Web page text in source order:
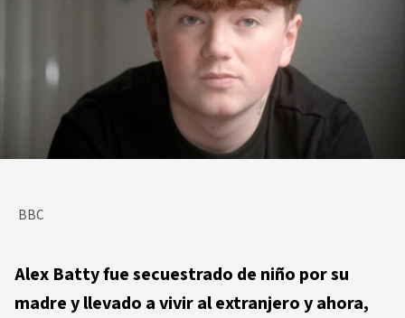
BBC
Alex Batty fue secuestrado de niño por su
madre y llevado a vivir al extranjero y ahora,